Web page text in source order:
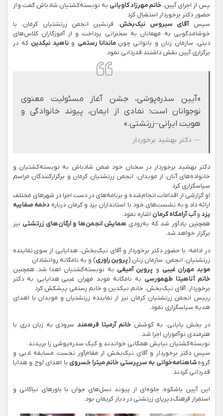
پس از اجرای آیین، خانم مهرزاد کاویانی به نوبسته‌کشتیان شادباش گفت و از
حضور دکتر برخوردار استقبال کرد.
سپسآقای سیروس نیک‌بخش، فرنشین انجمن زرتشتیان کرمان، با
خوشامدگویی به مهمانان به سخنرانی پرداخت و از آموزگاران کلاس‌های
دینی، سازمان زنان و بانوانی چون ماندانا رستمی وناهید نیکدین که در
برگزاری آیین نقش داشتند قدردانی نمود.
«آیین سدره‌پوشی، جشن آغاز مسئولیت معنوی
نوجوانان است؛ نمادی از ایمان، پیوند خانوادگی و
هویت ایرانی–زرتشتی.»
— دکتر بهشید برخوردار
دکتر بهشید برخوردار در سخنان خود ضمن شادباش به نوبسته‌کشتیان و
خانواده‌های آنان، از موبدان، انجمن زرتشتیان کرمان و برگزارکنندگان مراسم
سپاسگزاری کرد.
او گزارشی از اقدامات انجام‌شده و برنامه‌های در دست اجرا در شهرهای مختلف
ارائه داد و به نشست‌های خود با استانداران یزد و کرمان درباره دخمه صفاییه
یزد وآب آرامگاه کرمان اشاره نمود.
همچنین یادآور شد که به‌زودی همایش انجمن‌ها و ارگان‌های زرتشتی نیز
برگزار خواهد شد.
در ادامه، با حضور دکتر برخوردار و آقای نیک‌بخش، هدایایی از سوی نماینده
زرتشتیان، انجمن، سازمان زنان (پروین راوری) و به نامگانه روانشادان
موبد مهران غیبی و پروین آمیغی به نوبسته‌کشتیان اهدا شد. همچنین
خانم آناهیتا طهمورسی به نامگانه موبد مهران غیبی هدایایی به دکتر
برخوردار، آقای نیک‌بخش، خانم نیکدین و خانم رستمی پیشکش کرد.
رییس انجمن زرتشتیان کرمان نیز از نماینده زرتشتیان و موبدان با اهدای
هدیه سپاسگزاری نمود.
در بخش پایانی، به کوشش خانم آرمیتا فرهمند سرودی به زبان دری با
هنرمندی نوآموزان اجرا شد.
نوبسته‌کشتیان نیایش همگانی خواندند و کیک سدره‌پوشی را بریدند.
سپس دکتر برخوردار و آقای نیک‌بخش از مقام‌آور نخست مسابقه ادبی و
گروهشاهنامه‌خوانی به سرپرستی خانم میترا خسروی با اهدای لوح و هدایا
قدردانی کردند.
این آیین باشکوه، جلوه‌ای از پیوند نسل‌های جوان با باورهای نیاکانی و
استمرار فرهنگ دیرپای زرتشتی در دیار کریمان بود.